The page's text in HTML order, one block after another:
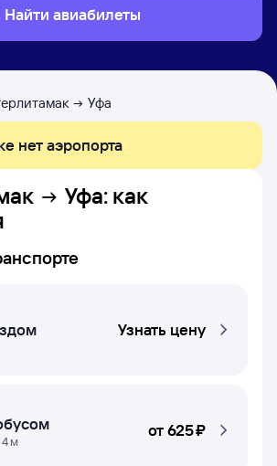
Найти авиабилеты
Уфа
нет аэропорта
Уфа: как
Узнать цену
4 м
от625 ⁠₽